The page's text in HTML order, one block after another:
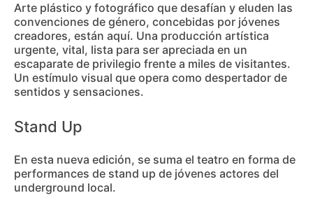
Arte plástico y fotográfico que desafían y eluden las
convenciones de género, concebidas por jóvenes
creadores, están aquí. Una producción artística
urgente, vital, lista para ser apreciada en un
escaparate de privilegio frente a miles de visitantes.
Un estímulo visual que opera como despertador de
sentidos y sensaciones.
Stand Up
En esta nueva edición, se suma el teatro en forma de
performances de stand up de jóvenes actores del
underground local.